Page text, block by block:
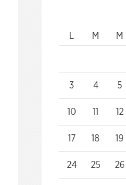
M M
3 4 5
10 11 12
17 18 19
24 25 26